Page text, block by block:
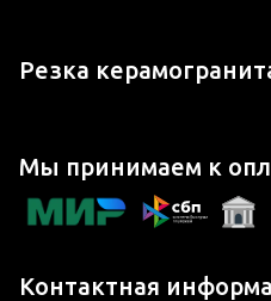
Резка
Мы принимаем к
Контактная